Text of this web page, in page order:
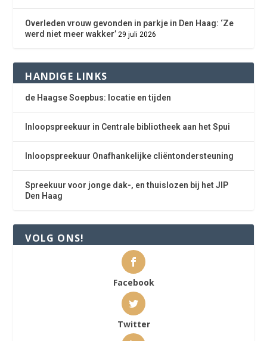
Overleden vrouw gevonden in parkje in Den Haag: ‘Ze
werd niet meer wakker’ 29 juli 2026
HANDIGE LINKS
de Haagse Soepbus: locatie en tijden
Inloopspreekuur in Centrale bibliotheek aan het Spui
Inloopspreekuur Onafhankelijke cliëntondersteuning
Spreekuur voor jonge dak-, en thuislozen bij het JIP
Den Haag
VOLG ONS!
Facebook
Twitter